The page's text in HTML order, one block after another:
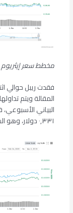
مخطط سعر
البياني
٠,٣٣١ دولار، وهو السعر الذي بدأت به ريبل الأسبوع.